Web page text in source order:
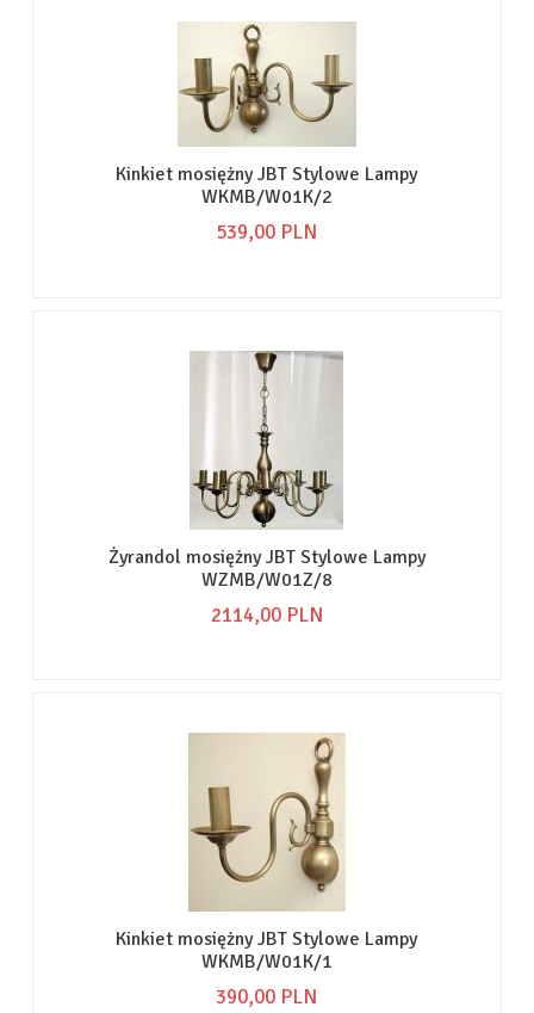
Kinkiet mosiężny JBT Stylowe Lampy
WKMB/W01K/2
539,00 PLN
Żyrandol mosiężny JBT Stylowe Lampy
WZMB/W01Z/8
2114,00PLN
Kinkiet mosiężny JBT Stylowe Lampy
WKMB/W01K/1
390,00 PLN